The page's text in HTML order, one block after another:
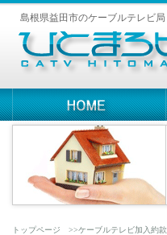
トップページ >>ケーブルテレビ加入約款